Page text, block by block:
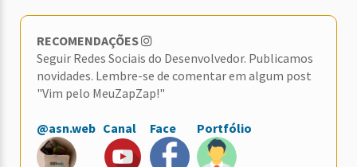
RECOMENDAÇÕES
Seguir Redes Sociais do Desenvolvedor. Publicamos
novidades. Lembre-se de comentar em algum post
"Vim pelo MeuZapZap!"
@asn.web Canal Face Portfólio